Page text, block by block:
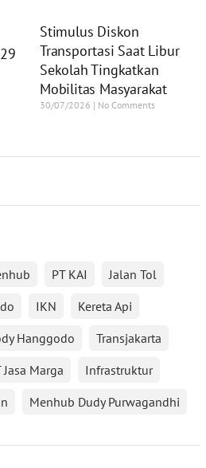
Stimulus Diskon
Transportasi Saat Libur
Sekolah Tingkatkan
Mobilitas Masyarakat
30/07/2026 No Comments
PT KAI
Jalan Tol
IKN
Kereta Api
Hanggodo
Transjakarta
Jasa Marga
Infrastruktur
Menhub Dudy Purwagandhi